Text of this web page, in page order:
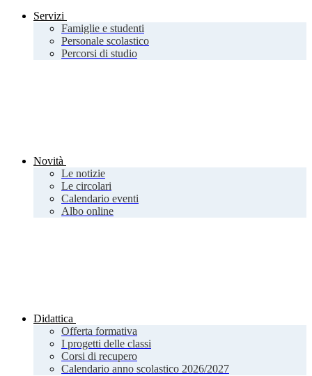
Servizi
Famiglie e studenti
Personale scolastico
Percorsi di studio
Novità
Le notizie
Le circolari
Calendario eventi
Albo online
Didattica
Offerta formativa
I progetti delle classi
Corsi di recupero
Calendario anno scolastico 2026/2027